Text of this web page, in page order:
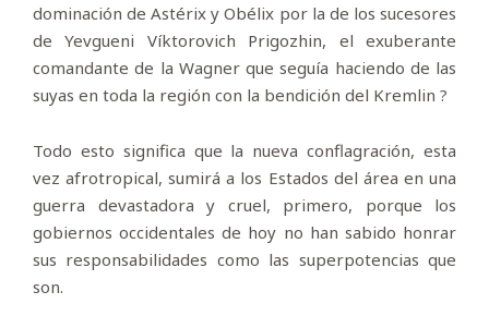
dominación de Astérix y Obélix por la de los sucesores
de Yevgueni Víktorovich Prigozhin, el exuberante
comandante de la Wagner que seguía haciendo de las
suyas en toda la región con la bendición del Kremlin ?
Todo esto significa que la nueva conflagración, esta
vez afrotropical, sumirá a los Estados del área en una
guerra devastadora y cruel, primero, porque los
gobiernos occidentales de hoy no han sabido honrar
sus responsabilidades como las superpotencias que
son.